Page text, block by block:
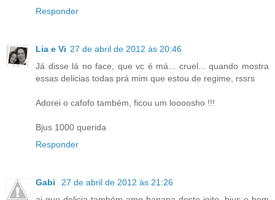
Responder
Lia e Vi 27 de abril de 2012 às 20:46
Já disse lá no face, que vc é má... cruel... quando mostra
essas delicias todas prá mim que estou de regime, rssrs
Adorei o cafofo também, ficou um loooosho !!!
Bjus 1000 querida
Responder
Gabi
27 de abril de 2012 às 21:26